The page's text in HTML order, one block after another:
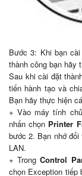
Bước 3: Khi bạn
thành công bạn hãy
Sau khi cài đặt
tiến hành tạo và
Bạn hãy thực hiện
+ Vào máy tính
nhấn chọn Printer
bước 2. Bạn nhớ
LAN.
+ TrongControl
chọn Exception tiếp